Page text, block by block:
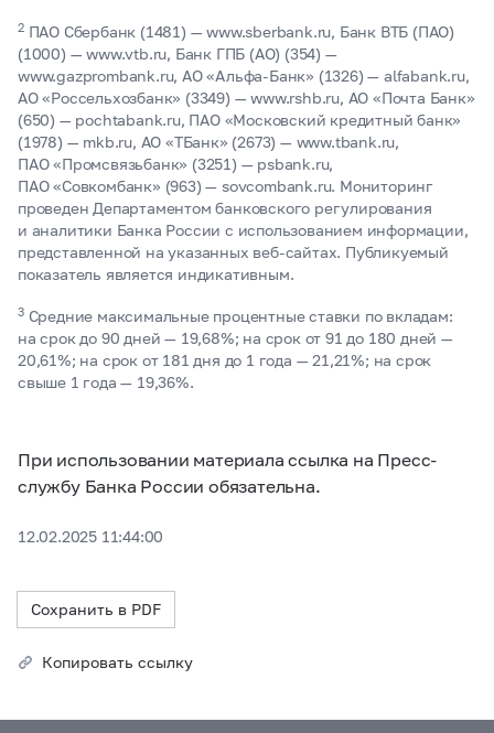
2ПАО Сбербанк (1481) — www.sberbank.ru, Банк ВТБ (ПАО)
(1000) — www.vtb.ru, Банк ГПБ (АО) (354) —
www.gazprombank.ru, АО «Альфа-Банк» (1326) — alfabank.ru,
АО «Россельхозбанк» (3349) — www.rshb.ru, АО «Почта Банк»
(650) — pochtabank.ru, ПАО «Московский кредитный банк»
(1978) — mkb.ru, АО «ТБанк» (2673) — www.tbank.ru,
ПАО «Промсвязьбанк» (3251) — psbank.ru,
ПАО «Совкомбанк» (963) — sovcombank.ru. Мониторинг
проведен Департаментом банковского регулирования
и аналитики Банка России с использованием информации,
представленной на указанных веб-сайтах. Публикуемый
показатель является индикативным.
3Средние максимальные процентные ставки по вкладам:
на срок до 90 дней — 19,68%; на срок от 91 до 180 дней —
20,61%; на срок от 181 дня до 1 года — 21,21%; на срок
свыше 1 года — 19,36%.
При использовании материала ссылка на Пресс-
службу Банка России обязательна.
12.02.2025 11:44:00
Сохранить в PDF
Копировать ссылку